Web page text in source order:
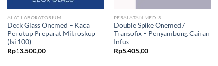
ALAT LABORATORIUM
Deck Glass Onemed – Kaca
Penutup Preparat Mikroskop
(Isi 100)
Rp13.500,00
PERALATAN MEDIS
Double Spike Onemed /
Transofix – Penyambung Cairan
Infus
Rp5.405,00